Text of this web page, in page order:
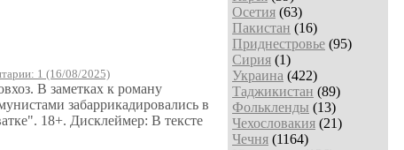
Осетия (63)
Пакистан (16)
Приднестровье (95)
Сирия (1)
Украина (422)
Таджикистан (89)
Фолькленды (13)
Чехословакия (21)
Чечня (1164)
1 (16/08/2025)
В заметках к роману
забаррикадировались в
18+. Дисклеймер: В тексте